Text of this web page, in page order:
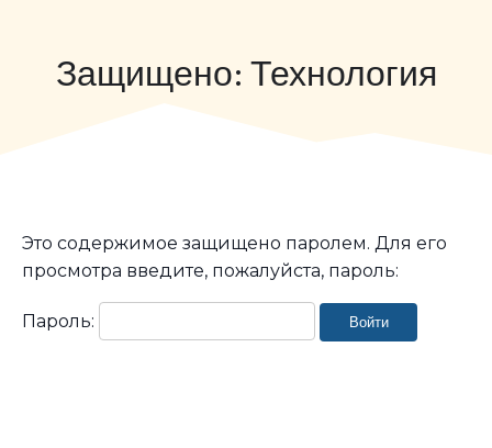
Защищено: Технология
Это содержимое защищено паролем. Для его
просмотра введите, пожалуйста, пароль:
Пароль: